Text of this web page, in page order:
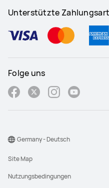
Unterstützte
Folge uns
Site Map
Nutzungsbedingungen
Germany - Deutsch